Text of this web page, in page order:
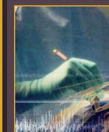
Hunting for Hedonia" />